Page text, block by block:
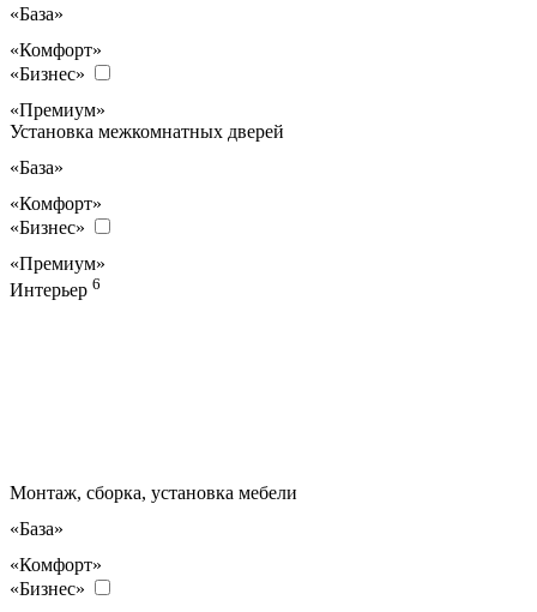
«База»
«Комфорт»
«Бизнес»
«Премиум»
Установка межкомнатных дверей
«База»
«Комфорт»
«Бизнес»
«Премиум»
Интерьер 6
Монтаж, сборка, установка мебели
«База»
«Комфорт»
«Бизнес»